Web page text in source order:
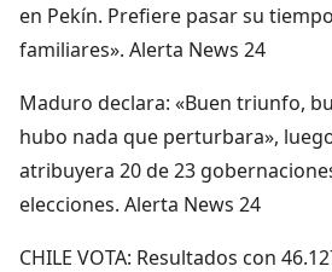
en Pekín. Prefiere pasar su
familiares». Alerta News 24
Maduro declara: «Buen triunfo,
hubo nada que perturbara»,
atribuyera 20 de 23
elecciones. Alerta News 24
CHILE VOTA: Resultados con